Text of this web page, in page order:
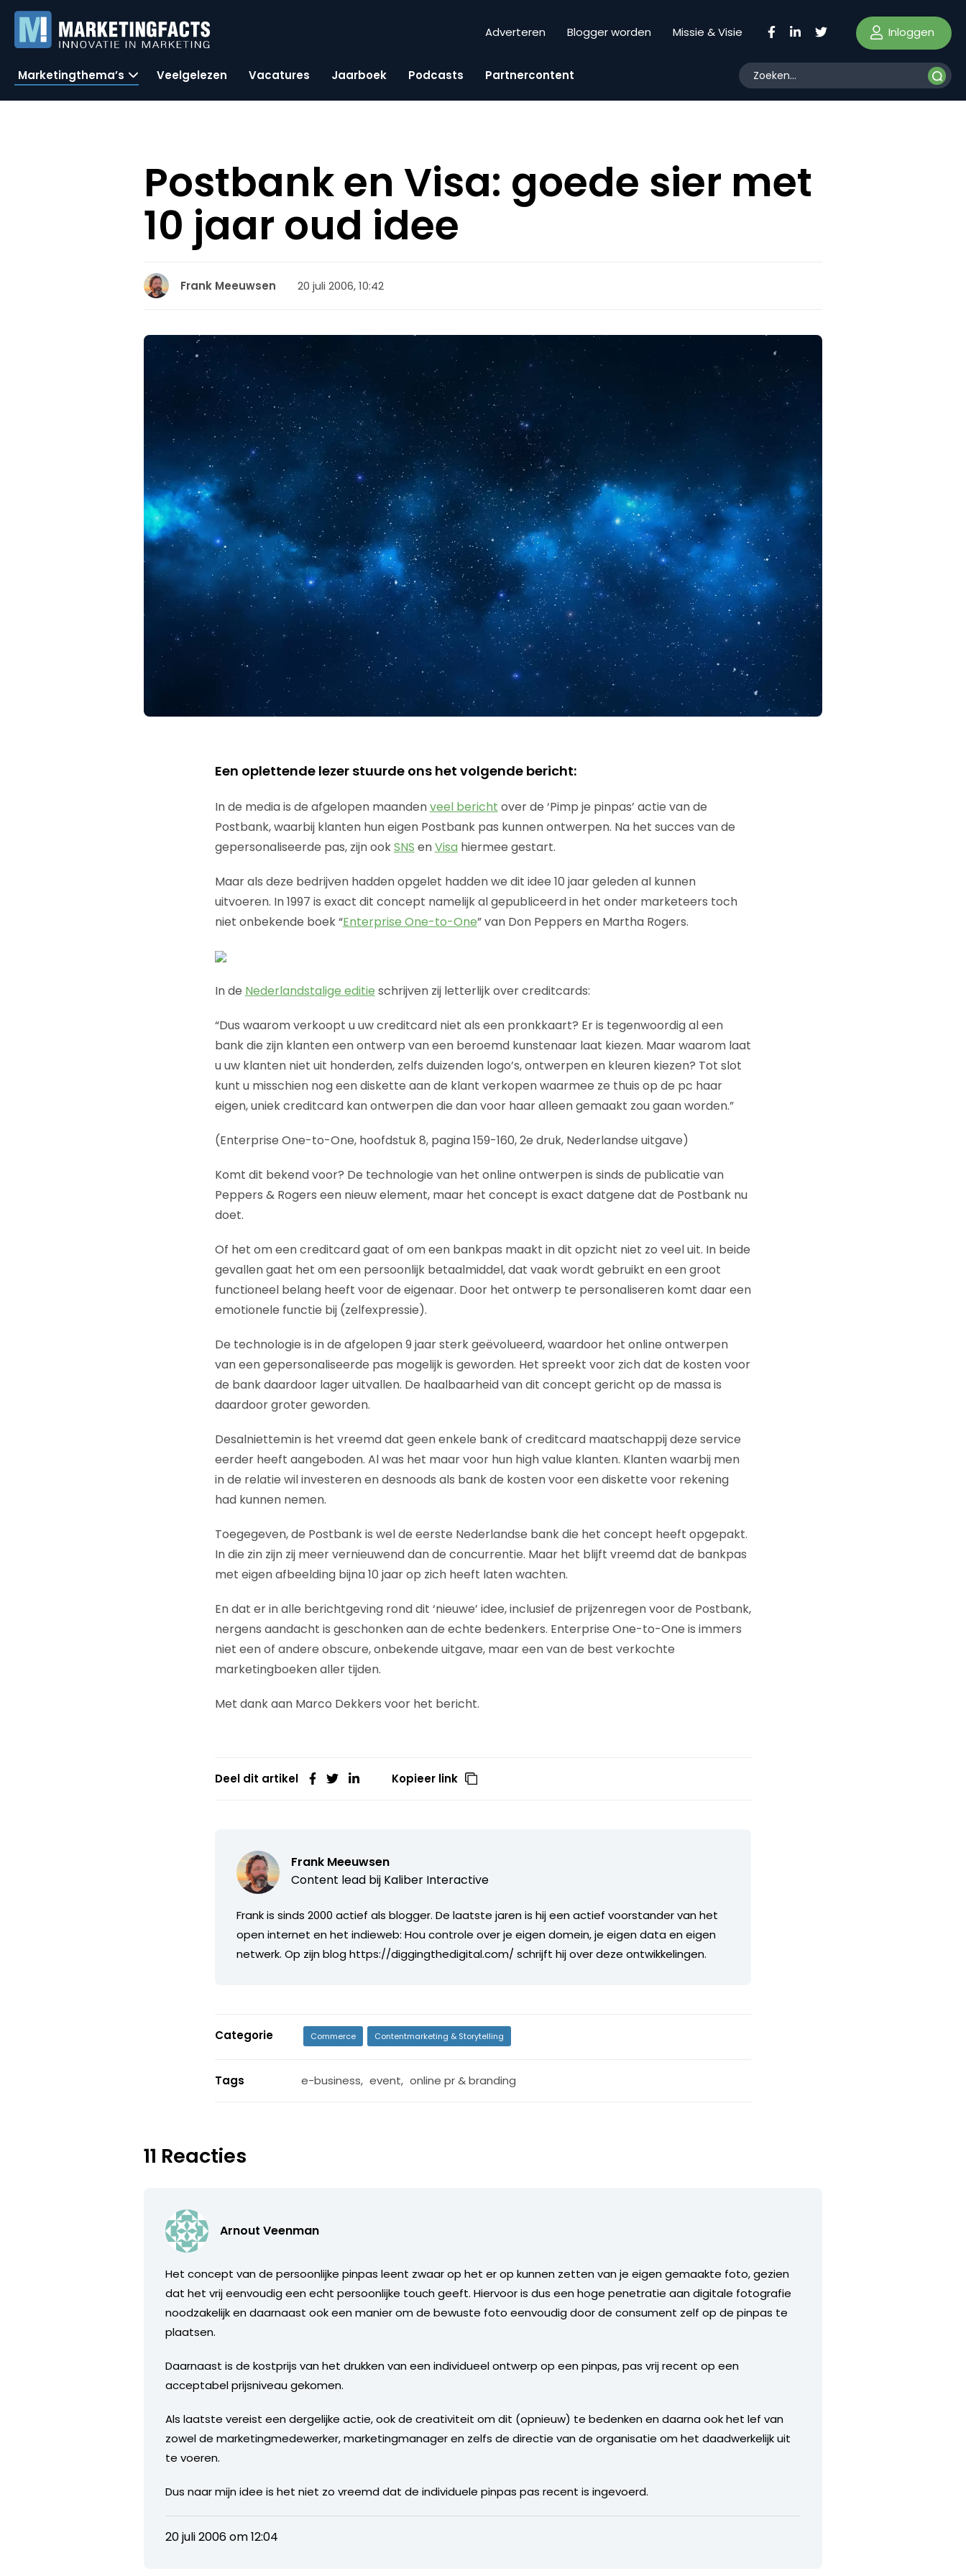
Adverteren Blogger worden Missie & Visie Inloggen
Marketingthema’s Veelgelezen Vacatures Jaarboek Podcasts Partnercontent
Postbank en Visa: goede sier met
10 jaar oud idee
Frank Meeuwsen 20 juli 2006, 10:42
Een oplettende lezer stuurde ons het volgende bericht:
In de media is de afgelopen maandenveel bericht over de ‘Pimp je pinpas’ actie van de
Postbank, waarbij klanten hun eigen Postbank pas kunnen ontwerpen. Na het succes van de
gepersonaliseerde pas, zijn ookSNS enVisa hiermee gestart.
Maar als deze bedrijven hadden opgelet hadden we dit idee 10 jaar geleden al kunnen
uitvoeren. In 1997 is exact dit concept namelijk al gepubliceerd in het onder marketeers toch
niet onbekende boek “Enterprise One-to-One” van Don Peppers en Martha Rogers.
In de Nederlandstalige editie schrijven zij letterlijk over creditcards:
“Dus waarom verkoopt u uw creditcard niet als een pronkkaart? Er is tegenwoordig al een
bank die zijn klanten een ontwerp van een beroemd kunstenaar laat kiezen. Maar waarom laat
u uw klanten niet uit honderden, zelfs duizenden logo’s, ontwerpen en kleuren kiezen? Tot slot
kunt u misschien nog een diskette aan de klant verkopen waarmee ze thuis op de pc haar
eigen, uniek creditcard kan ontwerpen die dan voor haar alleen gemaakt zou gaan worden.”
(Enterprise One-to-One, hoofdstuk 8, pagina 159-160, 2e druk, Nederlandse uitgave)
Komt dit bekend voor? De technologie van het online ontwerpen is sinds de publicatie van
Peppers & Rogers een nieuw element, maar het concept is exact datgene dat de Postbank nu
doet.
Of het om een creditcard gaat of om een bankpas maakt in dit opzicht niet zo veel uit. In beide
gevallen gaat het om een persoonlijk betaalmiddel, dat vaak wordt gebruikt en een groot
functioneel belang heeft voor de eigenaar. Door het ontwerp te personaliseren komt daar een
emotionele functie bij (zelfexpressie).
De technologie is in de afgelopen 9 jaar sterk geëvolueerd, waardoor het online ontwerpen
van een gepersonaliseerde pas mogelijk is geworden. Het spreekt voor zich dat de kosten voor
de bank daardoor lager uitvallen. De haalbaarheid van dit concept gericht op de massa is
daardoor groter geworden.
Desalniettemin is het vreemd dat geen enkele bank of creditcard maatschappij deze service
eerder heeft aangeboden. Al was het maar voor hun high value klanten. Klanten waarbij men
in de relatie wil investeren en desnoods als bank de kosten voor een diskette voor rekening
had kunnen nemen.
Toegegeven, de Postbank is wel de eerste Nederlandse bank die het concept heeft opgepakt.
In die zin zijn zij meer vernieuwend dan de concurrentie. Maar het blijft vreemd dat de bankpas
met eigen afbeelding bijna 10 jaar op zich heeft laten wachten.
En dat er in alle berichtgeving rond dit ‘nieuwe’ idee, inclusief de prijzenregen voor de Postbank,
nergens aandacht is geschonken aan de echte bedenkers. Enterprise One-to-One is immers
niet een of andere obscure, onbekende uitgave, maar een van de best verkochte
marketingboeken aller tijden.
Met dank aan Marco Dekkers voor het bericht.
Deel dit artikel Kopieer link
Frank Meeuwsen
Content lead bij Kaliber Interactive
Frank is sinds 2000 actief als blogger. De laatste jaren is hij een actief voorstander van het
open internet en het indieweb: Hou controle over je eigen domein, je eigen data en eigen
netwerk. Op zijn blog https://diggingthedigital.com/ schrijft hij over deze ontwikkelingen.
Categorie Commerce Contentmarketing & Storytelling
Tags e-business, event, online pr & branding
11 Reacties
Arnout Veenman
Het concept van de persoonlijke pinpas leent zwaar op het er op kunnen zetten van je eigen gemaakte foto, gezien
dat het vrij eenvoudig een echt persoonlijke touch geeft. Hiervoor is dus een hoge penetratie aan digitale fotografie
noodzakelijk en daarnaast ook een manier om de bewuste foto eenvoudig door de consument zelf op de pinpas te
plaatsen.
Daarnaast is de kostprijs van het drukken van een individueel ontwerp op een pinpas, pas vrij recent op een
acceptabel prijsniveau gekomen.
Als laatste vereist een dergelijke actie, ook de creativiteit om dit (opnieuw) te bedenken en daarna ook het lef van
zowel de marketingmedewerker, marketingmanager en zelfs de directie van de organisatie om het daadwerkelijk uit
te voeren.
Dus naar mijn idee is het niet zo vreemd dat de individuele pinpas pas recent is ingevoerd.
20 juli 2006 om 12:04